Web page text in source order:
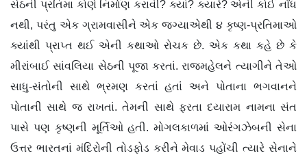
સેઠની પ્રતિમા કોણે નિર્માણ કરાવી? ક્યાં? ક્યારે? એની કોઈ નોંધ
નથી, પરંતુ એક ગ્રામવાસીને એક જગ્યાએથી ૪ કૃષ્ણ-પ્રતિમાઓ
ક્યાંથી પ્રાપ્ત થઈ એની કથાઓ રોચક છે. એક કથા કહે છે કે
મીરાંબાઈ સાંવલિયા સેઠની પૂજા કરતાં. રાજમહેલને ત્યાગીને તેઓ
સાધુ-સંતોની સાથે ભ્રમણ કરતાં હતાં અને પોતાના ભગવાનને
પોતાની સાથે જ રાખતાં. તેમની સાથે ફરતા દયારામ નામના સંત
પાસે પણ કૃષ્ણની મૂર્તિઓ હતી. મોગલકાળમાં ઓરંગઝેબની સેના
ઉત્તર ભારતનાં મંદિરોની તોડફોડ કરીને મેવાડ પહોંચી ત્યારે સેનાને